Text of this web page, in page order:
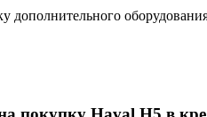
дополнительного